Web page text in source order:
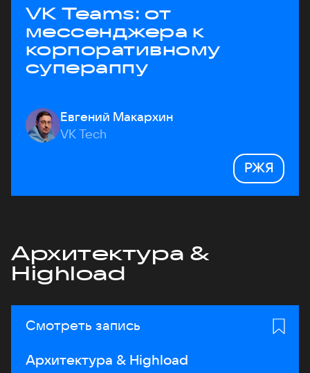
VK Teams: от
мессенджера к
корпоративному
супераппу
Евгений Макархин
VK Tech
РЖЯ
Архитектура &
Highload
Смотреть запись
Архитектура & Highload